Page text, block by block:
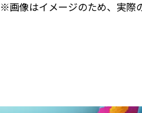
※画像はイメージのため、実際